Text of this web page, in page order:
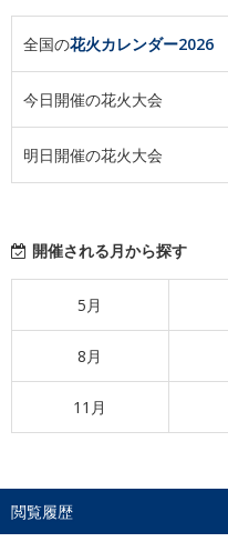
全国の花火カレンダー2026
今日開催の花火大会
明日開催の花火大会
開催される月から探す
5月
8月
11月
閲覧履歴